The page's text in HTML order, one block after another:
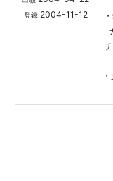
登録2004-11-12
・
・